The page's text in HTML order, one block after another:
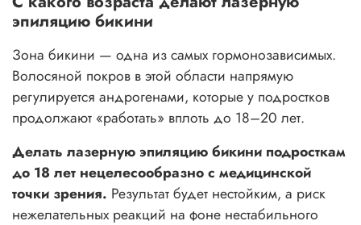
эпиляцию бикини
Зона бикини — одна из самых гормонозависимых.
Волосяной покров в этой области напрямую
регулируется андрогенами, которые у подростков
продолжают «работать» вплоть до 18–20 лет.
Делать лазерную эпиляцию бикини подросткам
до 18 лет нецелесообразно с медицинской
точки зрения. Результат будет нестойким, а риск
нежелательных реакций на фоне нестабильного